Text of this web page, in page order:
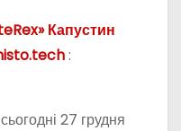
Капустин
:
27 грудня